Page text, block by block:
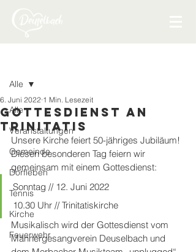
Alle
Veranstaltungen
Gemeinde
Dorfleben
Tennis
Kirche
Feuerwehr
Alle
Gottesdienst an
Trinitatis
6. Juni 2022 1 Min. Lesezeit
Unsere Kirche feiert 50-jähriges Jubiläum!
Diesen besonderen Tag feiern wir
gemeinsam mit einem Gottesdienst:
Sonntag // 12. Juni 2022
10.30 Uhr // Trinitatiskirche
Musikalisch wird der Gottesdienst vom
Männergesangverein Deuselbach und